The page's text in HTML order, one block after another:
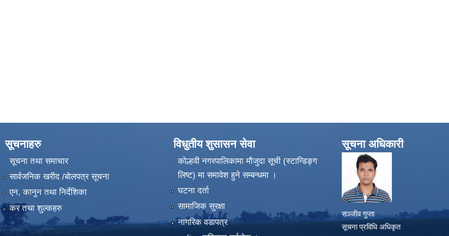
सूचनाहरु
सूचना तथा समाचार
सार्वजनिक खरीद /बोलपत्र सूचना
एन, कानुन तथा निर्देशिका
कर तथा शुल्कहरु
विधुतीय शुसासन सेवा
कोल्हवी नगरपालिकामा मौजुदा सूची (स्टान्डिङ्ग
लिष्ट) मा समावेश हुने सम्बन्धमा ।
घटना दर्ता
सामाजिक सुरक्षा
नागरिक वडापत्र
सूचना अधिकारी
सञ्जीव गुप्ता
सूचना प्रविधि अधिकृत